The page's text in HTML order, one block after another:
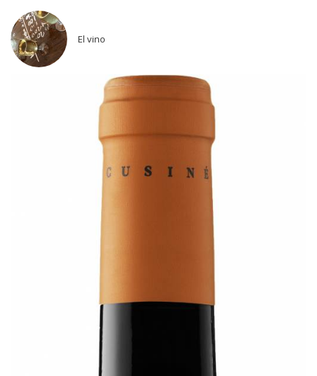
El vino